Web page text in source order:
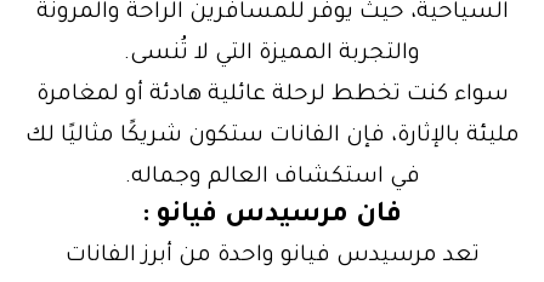
السياحية، حيث يوفر للمسافرين الراحة والمرونة
والتجربة المميزة التي لا تُنسى.
سواء كنت تخطط لرحلة عائلية هادئة أو لمغامرة
مليئة بالإثارة، فإن الفانات ستكون شريكًا مثاليًا لك
في استكشاف العالم وجماله.
فان مرسيدس فيانو :
تعد مرسيدس فيانو واحدة من أبرز الفانات